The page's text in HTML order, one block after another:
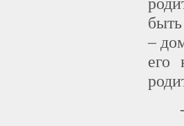
–
его